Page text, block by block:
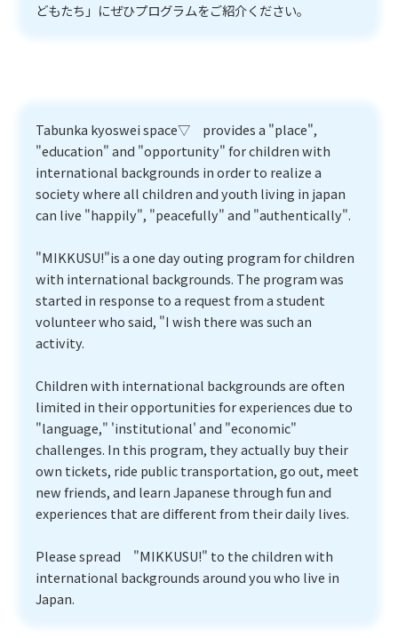
どもたち」にぜひプログラムをご紹介ください。
Tabunka kyoswei space▽ provides a "place",
"education" and "opportunity" for children with
international backgrounds in order to realize a
society where all children and youth living in japan
can live "happily", "peacefully" and "authentically".
"MIKKUSU!"is a one day outing program for children
with international backgrounds. The program was
started in response to a request from a student
volunteer who said, "I wish there was such an
activity.
Children with international backgrounds are often
limited in their opportunities for experiences due to
"language," 'institutional' and "economic"
challenges. In this program, they actually buy their
own tickets, ride public transportation, go out, meet
new friends, and learn Japanese through fun and
experiences that are different from their daily lives.
Please spread "MIKKUSU!" to the children with
international backgrounds around you who live in
Japan.